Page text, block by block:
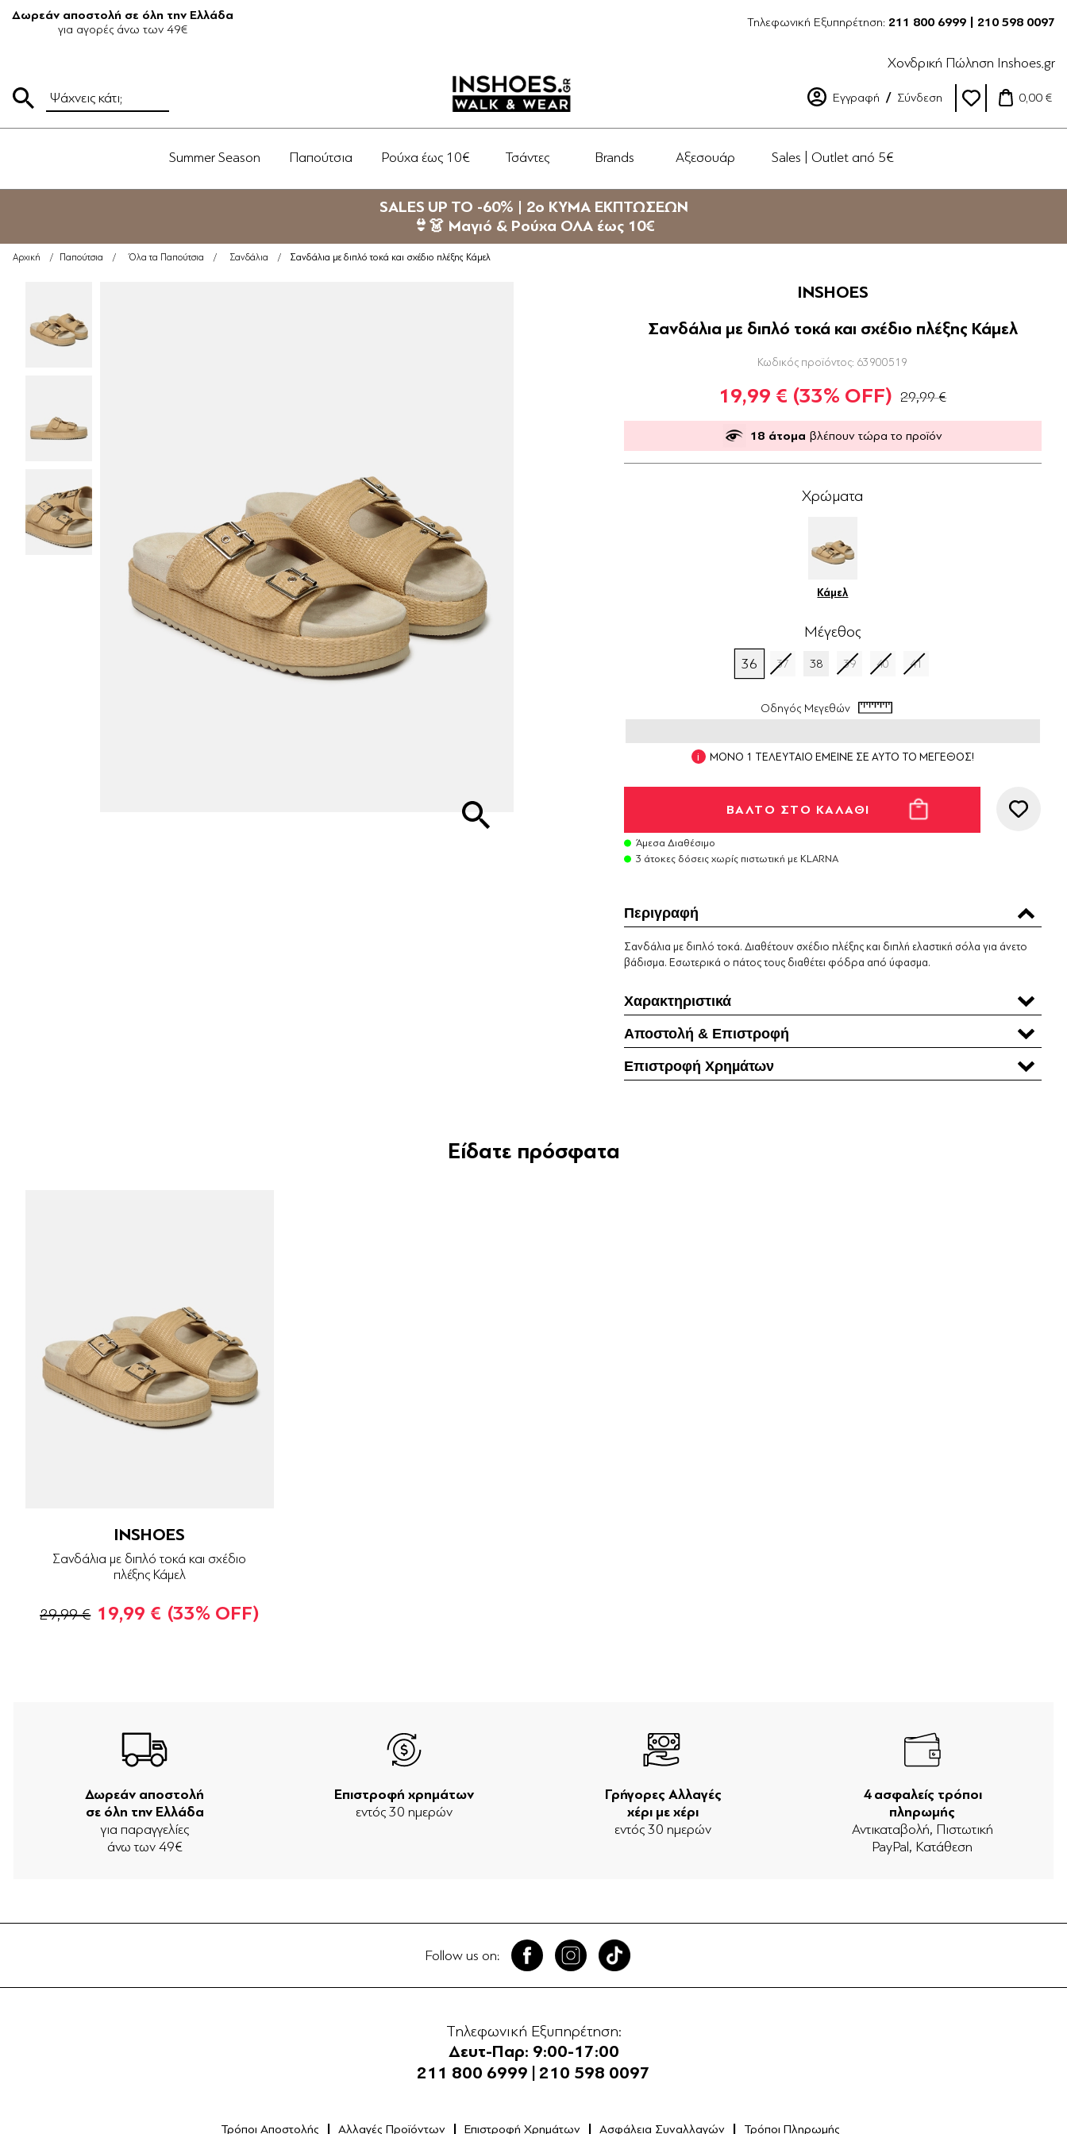
Δωρεάν αποστολή σε όλη την Ελλάδα
για αγορές άνω των 49€
Τηλεφωνική Εξυπηρέτηση: 211 800 6999 | 210 598 0097
Χονδρική Πώληση Inshoes.gr
Εγγραφή Σύνδεση 0,00 €
Summer Season Παπούτσια Ρούχα έως 10€ Τσάντες Brands Αξεσουάρ Sales | Outlet από 5€
SALES UP TO -60% | 2ο ΚΥΜΑ ΕΚΠΤΩΣΕΩΝ
👙👗 Μαγιό & Ρούχα ΟΛΑ έως 10€
Αρχική / Παπούτσια / Όλα τα Παπούτσια / Σανδάλια / Σανδάλια με διπλό τοκά και σχέδιο πλέξης Κάμελ
INSHOES
Σανδάλια με διπλό τοκά και σχέδιο πλέξης Κάμελ
Κωδικός προϊόντος: 63900519
19,99 € (33% OFF) 29,99 €
18 άτομα βλέπουν τώρα το προϊόν
Χρώματα
Κάμελ
Μέγεθος
36 37 38 39 40 41
Οδηγός Μεγεθών
ΜΟΝΟ 1 ΤΕΛΕΥΤΑΙΟ ΕΜΕΙΝΕ ΣΕ ΑΥΤΟ ΤΟ ΜΕΓΕΘΟΣ!
Άμεσα Διαθέσιμο
3 άτοκες δόσεις χωρίς πιστωτική με KLARNA
Περιγραφή
Σανδάλια με διπλό τοκά. Διαθέτουν σχέδιο πλέξης και διπλή ελαστική σόλα για άνετο
βάδισμα. Εσωτερικά ο πάτος τους διαθέτει φόδρα από ύφασμα.
Χαρακτηριστικά
Αποστολή & Επιστροφή
Επιστροφή Χρηµάτων
Είδατε πρόσφατα
INSHOES
Σανδάλια με διπλό τοκά και σχέδιο
πλέξης Κάμελ
29,99 € 19,99 € (33% OFF)
Δωρεάν αποστολή
σε όλη την Ελλάδα
για παραγγελίες
άνω των 49€
Επιστροφή χρημάτων
εντός 30 ημερών
Γρήγορες Αλλαγές
χέρι με χέρι
εντός 30 ημερών
4 ασφαλείς τρόποι
πληρωμής
Αντικαταβολή, Πιστωτική
PayPal, Κατάθεση
Follow us on:
Τηλεφωνική Εξυπηρέτηση:
Δευτ-Παρ: 9:00-17:00
211 800 6999
210 598 0097
Τρόποι Αποστολής Αλλαγές Προϊόντων Επιστροφή Χρημάτων Ασφάλεια Συναλλαγών Τρόποι Πληρωμής